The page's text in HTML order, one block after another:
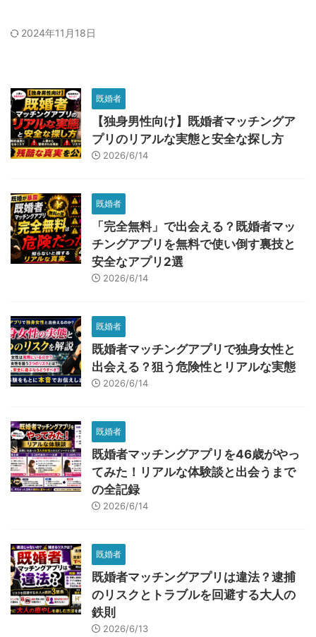
2024年11月18日
既婚者
【独身男性向け】既婚者マッチングア
プリのリアルな実態と安全な探し方
2026/6/14
既婚者
「完全無料」で出会える？既婚者マッ
チングアプリを無料で使い倒す裏技と
安全なアプリ2選
2026/6/14
既婚者
既婚者マッチングアプリで独身女性と
出会える？狙う危険性とリアルな実態
2026/6/14
既婚者
既婚者マッチングアプリを46歳がやっ
てみた！リアルな体験談と出会うまで
の全記録
2026/6/14
既婚者
既婚者マッチングアプリは違法？逮捕
のリスクとトラブルを回避する大人の
鉄則
2026/6/13